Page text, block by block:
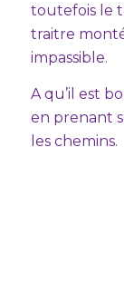
toutefois le
traitre
impassible.
A qu’il est
en prenant
les chemins.